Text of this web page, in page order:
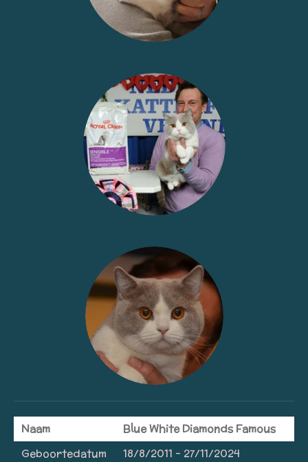
Naam
Blue White Diamonds Famous
Geboortedatum
18/8/2011 - 27/11/2024